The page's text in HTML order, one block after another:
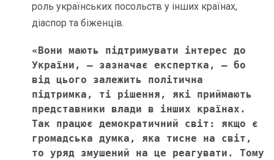
роль українських посольств у інших країнах,
діаспор та біженців.
«Вони мають підтримувати інтерес до
України, – зазначає експертка, – бо
від цього залежить політична
підтримка, ті рішення, які приймають
представники влади в інших країнах.
Так працює демократичний світ: якщо є
громадська думка, яка тисне на світ,
то уряд змушений на це реагувати. Тому